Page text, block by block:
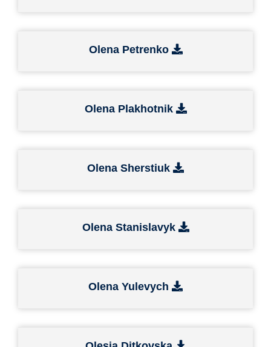
Olena Petrenko
Olena Plakhotnik
Olena Sherstiuk
Olena Stanislavyk
Olena Yulevych